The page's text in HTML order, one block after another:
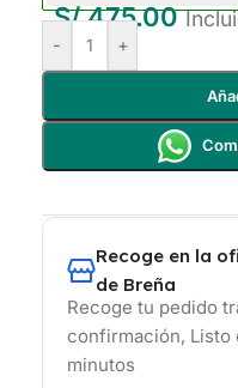
S/475.00
- +
Recoge en la
de Breña
Recoge tu pedido
confirmación, Listo
minutos